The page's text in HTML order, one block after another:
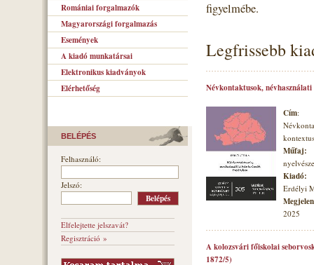
Romániai forgalmazók
Magyarországi forgalmazás
Események
A kiadó munkatársai
Elektronikus kiadványok
Elérhetőség
BELÉPÉS
Felhasználó:
Jelszó:
Elfelejtette jelszavát?
Regisztráció »
figyelmébe.
Legfrissebb
Névkontaktusok,
Cím:
Műfaj:
Kiadó:
Erdélyi
2025
A kolozsvári főiskolai
1872/5)